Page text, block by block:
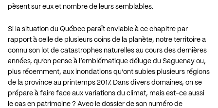
pèsent sur eux et nombre de leurs semblables.
Si la situation du Québec paraît enviable à ce chapitre par
rapport à celle de plusieurs coins de la planète, notre territoire a
connu son lot de catastrophes naturelles au cours des dernières
années, qu’on pense à l’emblématique déluge du Saguenay ou,
plus récemment, aux inondations qu’ont subies plusieurs régions
de la province au printemps 2017. Dans divers domaines, on se
prépare à faire face aux variations du climat, mais est-ce aussi
le cas en patrimoine ? Avec le dossier de son numéro de